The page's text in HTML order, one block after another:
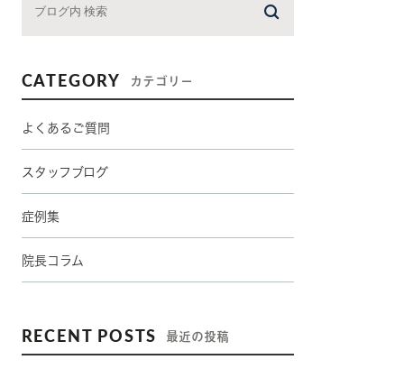
CATEGORY カテゴリー
よくあるご質問
スタッフブログ
症例集
院長コラム
RECENT POSTS 最近の投稿